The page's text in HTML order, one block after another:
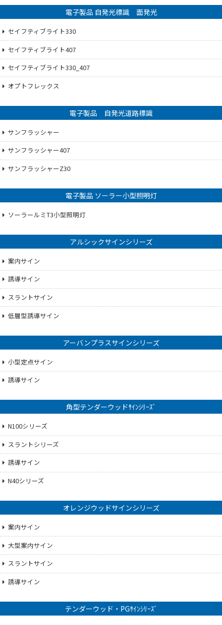
電子製品 自発光標識 面発光
セイフティブライト330
セイフティブライト407
セイフティブライト330_407
オプトフレックス
電子製品 自発光道路標識
サンフラッシャー
サンフラッシャー407
サンフラッシャーZ30
電子製品 ソーラー小型照明灯
ソーラールミT3小型照明灯
アルシックサインシリーズ
案内サイン
誘導サイン
スラントサイン
低層型誘導サイン
アーバンプラスサインシリーズ
小型定点サイン
誘導サイン
角型テンダーウッドｻｲﾝｼﾘｰｽﾞ
N100シリーズ
スラントシリーズ
誘導サイン
N40シリーズ
オレンジウッドサインシリーズ
案内サイン
大型案内サイン
スラントサイン
誘導サイン
テンダーウッド・PGｻｲﾝｼﾘｰｽﾞ